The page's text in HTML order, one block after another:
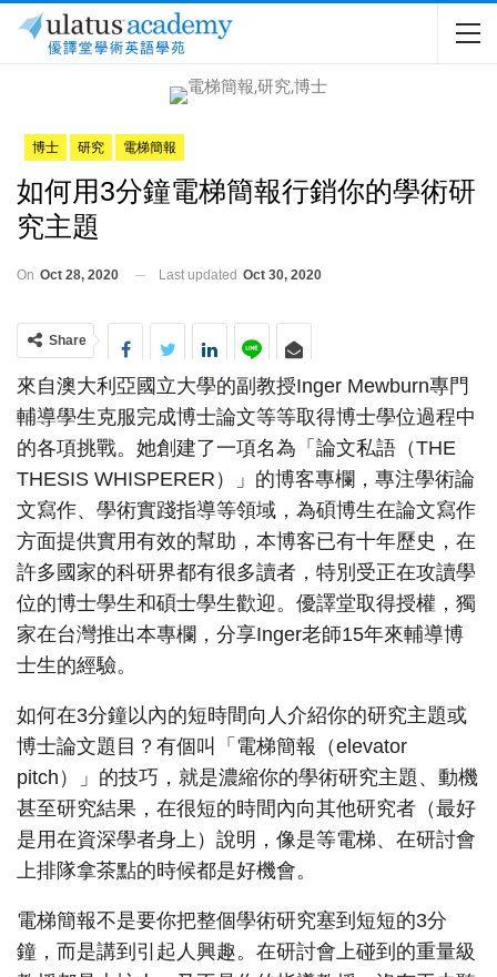
博士 研究 電梯簡報
如何用3分鐘電梯簡報行銷你的學術研
究主題
On Oct 28, 2020 Last updated Oct 30, 2020
Share
來自澳大利亞國立大學的副教授Inger Mewburn專門
輔導學生克服完成博士論文等等取得博士學位過程中
的各項挑戰。她創建了一項名為「論文私語（THE
THESIS WHISPERER）」的博客專欄，專注學術論
文寫作、學術實踐指導等領域，為碩博生在論文寫作
方面提供實用有效的幫助，本博客已有十年歷史，在
許多國家的科研界都有很多讀者，特別受正在攻讀學
位的博士學生和碩士學生歡迎。優譯堂取得授權，獨
家在台灣推出本專欄，分享Inger老師15年來輔導博
士生的經驗。
如何在3分鐘以內的短時間向人介紹你的研究主題或
博士論文題目？有個叫「電梯簡報（elevator
pitch）」的技巧，就是濃縮你的學術研究主題、動機
甚至研究結果，在很短的時間內向其他研究者（最好
是用在資深學者身上）說明，像是等電梯、在研討會
上排隊拿茶點的時候都是好機會。
電梯簡報不是要你把整個學術研究塞到短短的3分
鐘，而是講到引起人興趣。在研討會上碰到的重量級